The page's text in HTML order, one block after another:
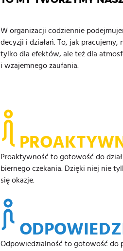
W organizacji codziennie
decyzji i działań. To, jak pracujemy,
tylko dla efektów, ale też dla
i wzajemnego zaufania.
Proaktywność to gotowość do
biernego czekania. Dzięki niej nie
się okazje.
Odpowiedzialność to gotowość do